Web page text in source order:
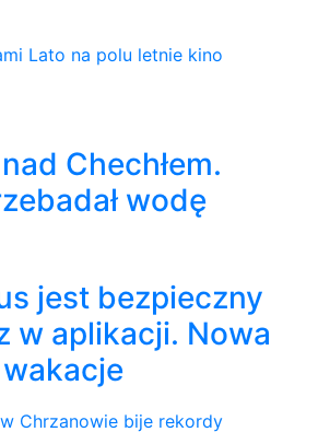
Lato na polu letnie kino
Chechłem.
wodę
jest bezpieczny
w aplikacji. Nowa
Chrzanowie bije rekordy